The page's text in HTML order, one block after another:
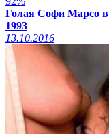
Голая Софи Марсо
1993
13.10.2016